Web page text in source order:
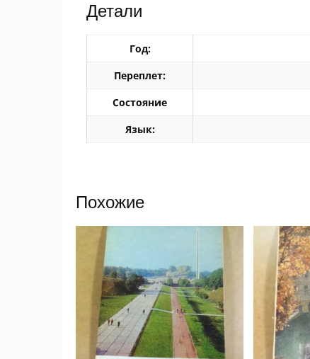
Детали
Год:
Переплет:
Состояние
Язык:
Похожие